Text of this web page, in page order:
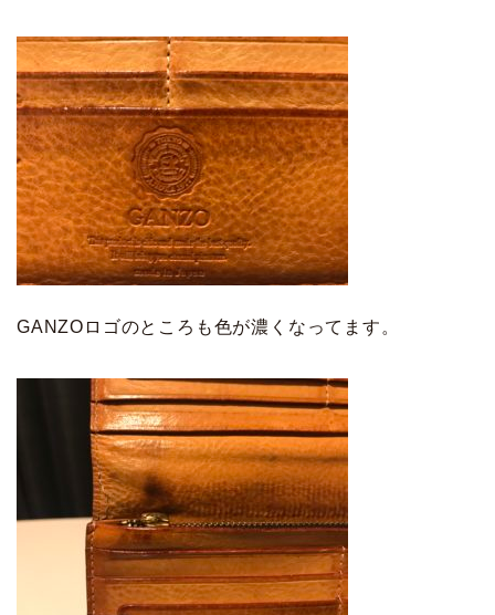
GANZOロゴのところも色が濃くなってます。